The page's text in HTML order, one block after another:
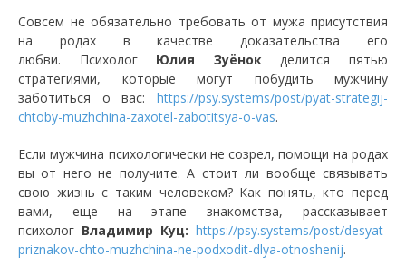
Совсем не обязательно требовать от мужа присутствия
на родах в качестве доказательства его
любви. Психолог Юлия Зуёнокделится пятью
стратегиями, которые могут побудить мужчину
заботиться о вас: https://psy.systems/post/pyat-strategij-
chtoby-muzhchina-zaxotel-zabotitsya-o-vas.
Если мужчина психологически не созрел, помощи на родах
вы от него не получите. А стоит ли вообще связывать
свою жизнь с таким человеком? Как понять, кто перед
вами, еще на этапе знакомства, рассказывает
психолог Владимир Куц: https://psy.systems/post/desyat-
priznakov-chto-muzhchina-ne-podxodit-dlya-otnoshenij.